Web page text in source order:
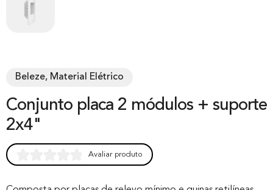
Beleze, Material Elétrico
Conjunto placa 2 módulos + suporte
2x4"
Avaliar produto